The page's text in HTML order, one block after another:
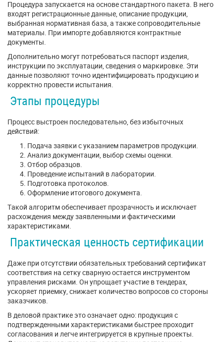
Процедура запускается на основе стандартного пакета. В него
входят регистрационные данные, описание продукции,
выбранная нормативная база, а также сопроводительные
материалы. При импорте добавляются контрактные
документы.
Дополнительно могут потребоваться паспорт изделия,
инструкции по эксплуатации, сведения о маркировке. Эти
данные позволяют точно идентифицировать продукцию и
корректно провести испытания.
Этапы процедуры
Процесс выстроен последовательно, без избыточных
действий:
Подача заявки с указанием параметров продукции.
Анализ документации, выбор схемы оценки.
Отбор образцов.
Проведение испытаний в лаборатории.
Подготовка протоколов.
Оформление итогового документа.
Такой алгоритм обеспечивает прозрачность и исключает
расхождения между заявленными и фактическими
характеристиками.
Практическая ценность сертификации
Даже при отсутствии обязательных требований сертификат
соответствия на сетку сварную остается инструментом
управления рисками. Он упрощает участие в тендерах,
ускоряет приемку, снижает количество вопросов со стороны
заказчиков.
В деловой практике это означает одно: продукция с
подтвержденными характеристиками быстрее проходит
согласования и легче интегрируется в крупные проекты.